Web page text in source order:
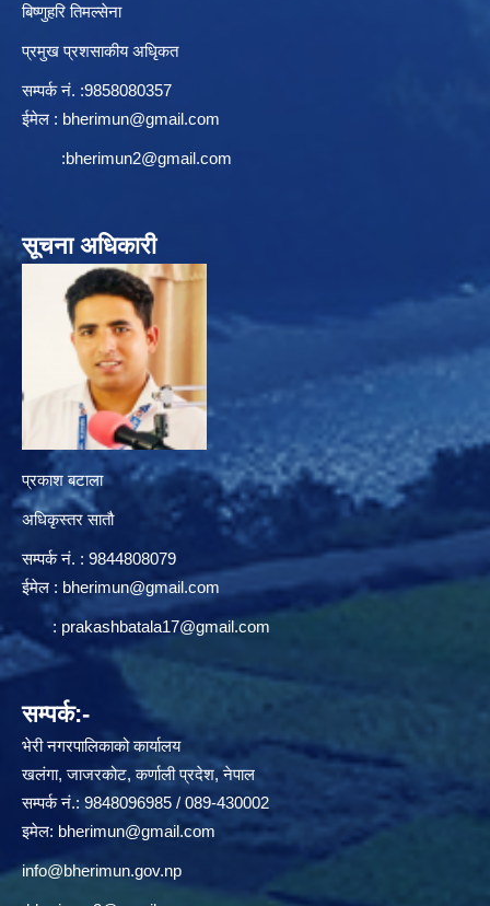
बिष्णुहरि तिमल्सेना
प्रमुख प्रशसाकीय अधिृकत
सम्पर्क न‌ं. :9858080357
ईमेल : bherimun@gmail.com
:bherimun2@gmail.com
सूचना अधिकारी
प्रकाश बटाला
अधिकृस्तर सातौ
सम्पर्क न‌ं. : 9844808079
ईमेल : bherimun@gmail.com
: prakashbatala17@gmail.com
सम्पर्क:-
भेरी नगरपालिकाको कार्यालय
खलंगा, जाजरकोट, कर्णाली प्रदेश, नेपाल
सम्पर्क नं.: 9848096985 / 089-430002
इमेल: bherimun@gmail.com
info@bherimun.gov.np